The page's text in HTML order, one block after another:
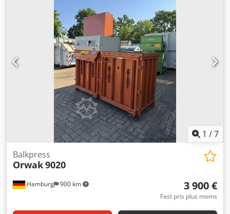
9:1. Den komprimerar genom en växlande rotation åt
höger/vänster av specialvalsen, vilket kontinuerligt håller
påfyllningsmaterialet under tryck. Den möjliggör
kontinuerlig påfyllning – det komprimerade avfallet
hamnar i en genomskinlig PE-påse.
Komprimeringsstationen kan placeras direkt där avfallet
uppstår, i lokalerna. Den är också idealisk för kontinuerlig
påfyllning via schakt eller transportband och är enkel att
använda. CE-standarder. Den är särskilt underhållsfri.
1 /7
Hamburg 900 km
Balkpress
Orwak9020
3 900 €
Fast pris plus moms